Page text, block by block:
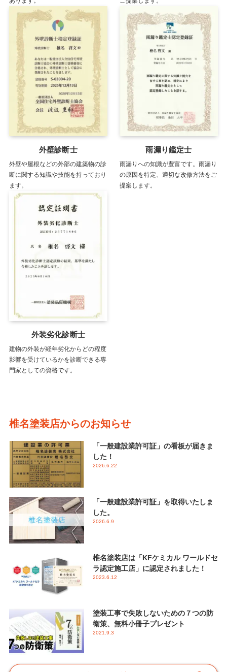
外壁診断士
外壁や屋根などの外部の建築物の診
断に関する知識や技能を持っており
ます。
雨漏り鑑定士
雨漏りへの知識が豊富です。雨漏り
の原因を特定、適切な改修方法をご
提案します。
外装劣化診断士
建物の外装が経年劣化からどの程度
影響を受けているかを診断できる専
門家としての資格です。
椎名塗装店からのお知らせ
「一般建設業許可証」の看板が届きま
した！
2026.6.22
「一般建設業許可証」を取得いたしま
した。
2026.6.9
椎名塗装店は「KFケミカル ワールドセ
ラ認定施工店」に認定されました！
2023.6.12
塗装工事で失敗しないための７つの防
衛策、無料小冊子プレゼント
2021.9.3